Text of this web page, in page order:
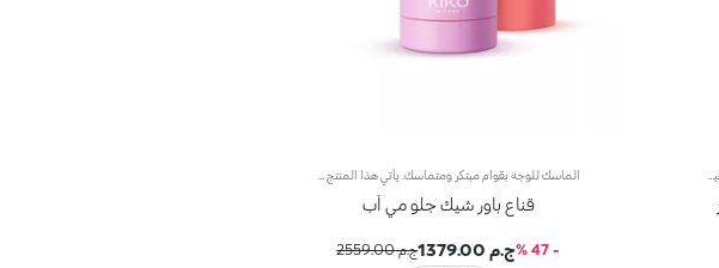
قناع باور شيك جلو مي أب
- 47 % ج.م 1379.00
ج.م 2559.00